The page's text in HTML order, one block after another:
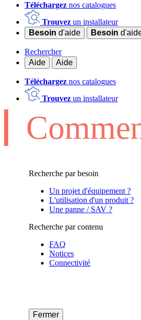
Téléchargez nos catalogues
Trouvez un installateur
Besoin d'aide Besoin
Rechercher
Aide
Aide
Téléchargez nos catalogues
Trouvez un installateur
Recherche par besoin
Un projet d'équipement ?
L'utilisation d'un produit ?
Une panne / SAV ?
Recherche par contenu
FAQ
Notices
Connectivité
Fermer